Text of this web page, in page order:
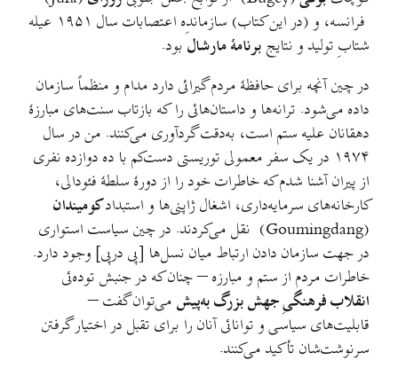
فرانسه، و (در این کتاب) سازماندِه اعتصابات سال ۱۹۵۱ عیله
شتابِ تولید و نتایج برنامهٔ مارشال بود.
در چین آنچه برای حافظهٔ مردم گیرائی دارد مدام و منظماً سازمان
داده می‌شود. ترانه‌ها و داستان‌هائی را که بازتاب سنت‌های مبارزهٔ
دهقانان علیه ستم است، به‌دقت گرد‌آوری می‌کنند. من در سال‌
۱۹۷۴ در یک سفر معمولی توریستی دست‌کم با ده دوازده نفری
از پیران آشنا شدم که خاطرات خود را از دورهٔ سلطهٔ فئودالی،
کارخانه‌های سرمایه‌داری، اشغال ژاپنی‌ها و استبدادکومیندان
(Goumingdang) نقل می‌کردند. در چین سیاست استواری
در جهت سازمان دادن ارتباط میان نسل‌ها [پی درپی] وجود دارد.
خاطرات مردم از ستم و مبارزه – چنان که در جنبش توده‌ئی
انقلاب فرهنگیِ جهش بزرگ به‌پیش می‌توان گفت –
قابلیت‌های سیاسی و توانائی آنان را برای تقبل در اختیار گرفتن
سرنوشت‌شان تأکید می‌کنند.